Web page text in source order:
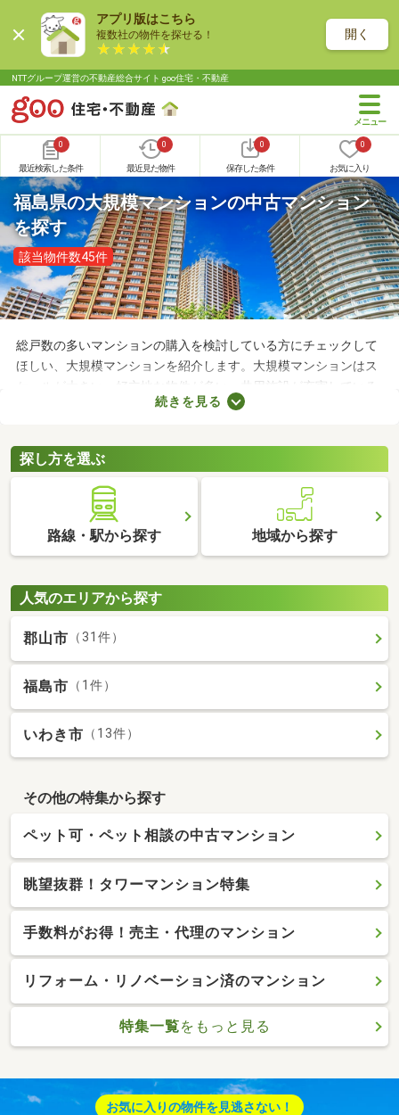
アプリ版はこちら
複数社の物件を探せる！ 開く
NTTグループ運営の不動産総合サイト goo住宅・不動産
0
最近検索した条件
0
最近見た物件
0
保存した条件
0
お気に入り
福島県の大規模マンションの中古マンション
を探す
該当物件数45件
総戸数の多いマンションの購入を検討している方にチェックして
ほしい、大規模マンションを紹介します。大規模マンションはス
ケールが大きい・好立地な物件が多い・共用施設が充実している
などのメリットがあります。豊かな生活を実現するポイントが備
ご検討してみてくださいね。
続きを見る
探し方を選ぶ
路線・駅から探す 地域から探す
人気のエリアから探す
郡山市 （31件）
福島市 （1件）
いわき市 （13件）
その他の特集から探す
ペット可・ペット相談の中古マンション
眺望抜群！タワーマンション特集
手数料がお得！売主・代理のマンション
リフォーム・リノベーション済のマンション
特集一覧をもっと見る
お気に入りの物件を見逃さない！